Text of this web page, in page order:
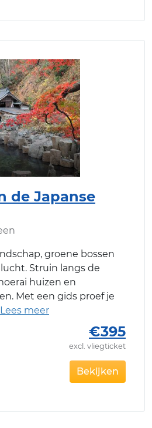
de Japanse
groene bossen
Struin langs de
huizen en
Met een gids proef je
€395
excl. vliegticket
Bekijken